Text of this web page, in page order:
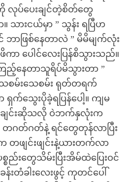
လုပ်ပေးချင်တဲ့စိတ်တွေ
ားငယ်မှာ ” သွန်း ရပြီဟ
ဘာဖြစ်နေတာလဲ ” မိမိမျက်လုံး
ာ ပေါင်လေးပြန်စိသွားသည်။
ည့်နေတာသူရိပ်မိသွားတာ ”
စမ်းသေစမ်း ရုတ်တရက်
က်သွေးပိုခဲ့ရပြန်ပေါ့။ ကျမ
ျင်းဆိုသလို ဝဲဘက်နှလုံးက
တ်ဂတ်နဲ့ ရင်တွေတုန်လာပြီး
ဖျင်းဖျင်းနဲ့ယားတက်လာ
းတွေသိမ်းပြီးအိမ်ထဲပြေးဝင်
းတံခါးလေးဖွင့် ကုတင်ပေါ်